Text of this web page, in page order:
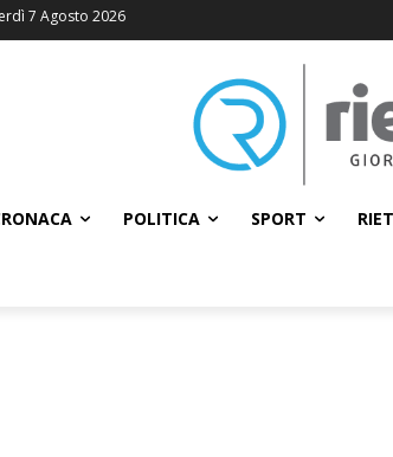
7 Agosto 2026
POLITICA SPORT